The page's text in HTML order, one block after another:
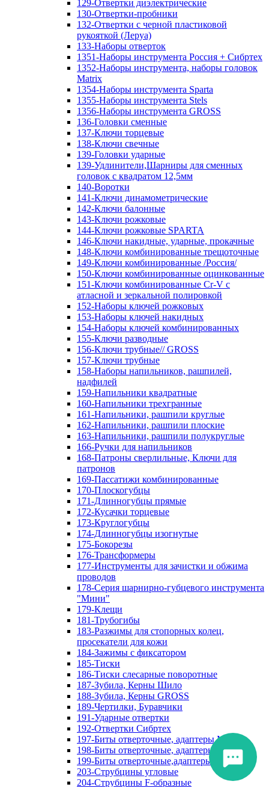
129-Отвертки диэлектрические
130-Отвертки-пробники
132-Отвертки с черной пластиковой
рукояткой (Леруа)
133-Наборы отверток
1351-Наборы инструмента Россия + Сибртех
1352-Наборы инструмента, наборы головок
Matrix
1354-Наборы инструмента Sparta
1355-Наборы инструмента Stels
1356-Наборы инструмента GROSS
136-Головки сменные
137-Ключи торцевые
138-Ключи свечные
139-Головки ударные
139-Удлинители,Шарниры для сменных
головок с квадратом 12,5мм
140-Воротки
141-Ключи динамометрические
142-Ключи балонные
143-Ключи рожковые
144-Ключи рожковые SPARTA
146-Ключи накидные, ударные, прокачные
148-Ключи комбинированные трещоточные
149-Ключи комбинированные /Россия/
150-Ключи комбинированные оцинкованные
151-Ключи комбинированные Cr-V с
атласной и зеркальной полировкой
152-Наборы ключей рожковых
153-Наборы ключей накидных
154-Наборы ключей комбинированных
155-Ключи разводные
156-Ключи трубные// GROSS
157-Ключи трубные
158-Наборы напильников, рашпилей,
надфилей
159-Напильники квадратные
160-Напильники трехгранные
161-Напильники, рашпили круглые
162-Напильники, рашпили плоские
163-Напильники, рашпили полукруглые
166-Ручки для напильников
168-Патроны сверлильные, Ключи для
патронов
169-Пассатижи комбинированные
170-Плоскогубцы
171-Длинногубцы прямые
172-Кусачки торцевые
173-Круглогубцы
174-Длинногубцы изогнутые
175-Бокорезы
176-Трансформеры
177-Инструменты для зачистки и обжима
проводов
178-Серия шарнирно-губцевого инструмента
"Мини"
179-Клещи
181-Трубогибы
183-Разжимы для стопорных колец,
просекатели для кожи
184-Зажимы с фиксатором
185-Тиски
186-Тиски слесарные поворотные
187-Зубила, Керны Шило
188-Зубила, Керны GROSS
189-Чертилки, Буравчики
191-Ударные отвертки
192-Отвертки Сибртех
197-Биты отверточные, адаптеры Matrix
198-Биты отверточные, адаптеры Прочие
199-Биты отверточные,адаптеры Сибртех
203-Струбцины угловые
204-Струбцины F-образные